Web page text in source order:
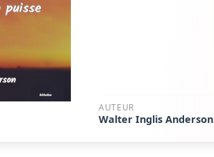
AUTEUR
Walter Inglis Anderson